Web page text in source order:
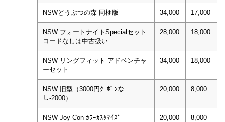
NSWどうぶつの森 同梱版 34,000 17,000
NSW フォートナイトSpecialセット
コードなしは中古扱い
28,000 18,000
NSW リングフィット アドベンチャ
ーセット
34,000 18,000
NSW 旧型（3000円ｸｰﾎﾟﾝな
し-2000）
20,000 8,000
NSW Joy-Con ｶﾗｰｶｽﾀﾏｲｽﾞ 20,000 8,000